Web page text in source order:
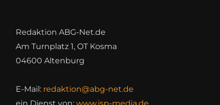
Redaktion ABG-Net.de
Am Turnplatz 1, OT Kosma
04600 Altenburg
E-Mail: redaktion@abg-net.de